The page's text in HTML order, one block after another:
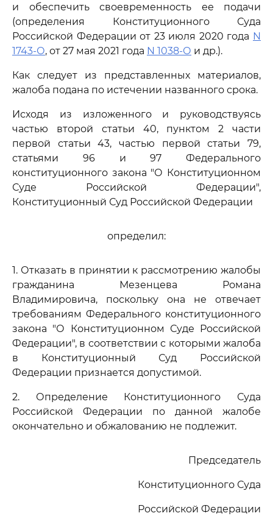
и обеспечить своевременность ее подачи
(определения Конституционного Суда
Российской Федерации от 23 июля 2020 года N
1743-О, от 27 мая 2021 года N 1038-О и др.).
Как следует из представленных материалов,
жалоба подана по истечении названного срока.
Исходя из изложенного и руководствуясь
частью второй статьи 40, пунктом 2 части
первой статьи 43, частью первой статьи 79,
статьями 96 и 97 Федерального
конституционного закона "О Конституционном
Суде Российской Федерации",
Конституционный Суд Российской Федерации
определил:
1. Отказать в принятии к рассмотрению жалобы
гражданина Мезенцева Романа
Владимировича, поскольку она не отвечает
требованиям Федерального конституционного
закона "О Конституционном Суде Российской
Федерации", в соответствии с которыми жалоба
в Конституционный Суд Российской
Федерации признается допустимой.
2. Определение Конституционного Суда
Российской Федерации по данной жалобе
окончательно и обжалованию не подлежит.
Председатель
Конституционного Суда
Российской Федерации